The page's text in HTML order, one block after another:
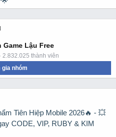
Game Lậu Free
2.832.025 thành viên
gia nhóm
Tiên Hiệp Mobile 2026🔥 - 💥
CODE, VIP, RUBY & KIM